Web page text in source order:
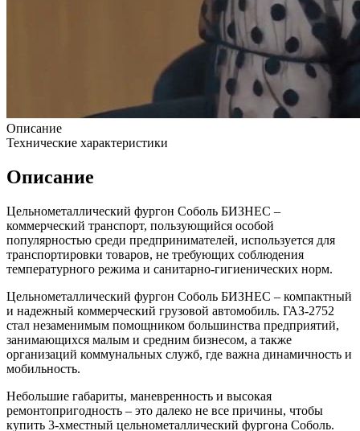
Описание
Технические характеристики
Описание
Цельнометаллический фургон Соболь БИЗНЕС –
коммерческий транспорт, пользующийся особой
популярностью среди предпринимателей, используется для
транспортировки товаров, не требующих соблюдения
температурного режима и санитарно-гигиенических норм.
Цельнометаллический фургон Соболь БИЗНЕС – компактный
и надежный коммерческий грузовой автомобиль. ГАЗ-2752
стал незаменимым помощником большинства предприятий,
занимающихся малым и средним бизнесом, а также
организаций коммунальных служб, где важна динамичность и
мобильность.
Небольшие габариты, маневренность и высокая
ремонтопригодность – это далеко не все причины, чтобы
купить 3-хместный цельнометаллический фургона Соболь.